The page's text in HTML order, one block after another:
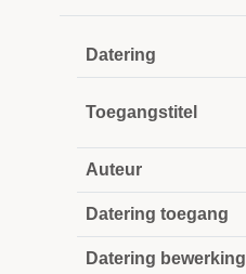
Datering
Toegangstitel
Auteur
Datering toegang
Datering bewerking